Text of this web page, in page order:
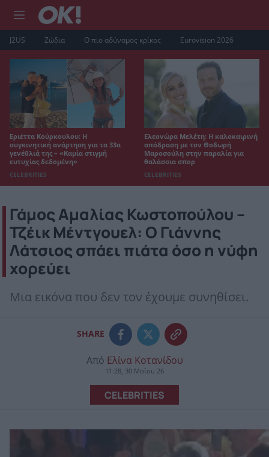
J2US Ζώδια Ο πιο αδύναμος κρίκος Eurovision 2026
Εριέττα Κούρκουλου: Η
συγκινητική ανάρτηση για τα 33α
γενέθλιά της – «Καμία στιγμή
ευτυχίας δεδομένη»
CELEBRITIES
Ελεονώρα Μελέτη: Η καλοκαιρινή
απόδραση με τον Θοδωρή
Μαροσούλη στην παραλία για
θαλάσσια σπορ
CELEBRITIES
Γάμος Αμαλίας Κωστοπούλου –
Τζέικ Μέντγουελ: Ο Γιάννης
Λάτσιος σπάει πιάτα όσο η νύφη
χορεύει
Μια εικόνα που δεν τον έχουμε συνηθίσει.
SHARE
Από Ελίνα Κοτανίδου
11:28, 30 Μαΐου 26
CELEBRITIES